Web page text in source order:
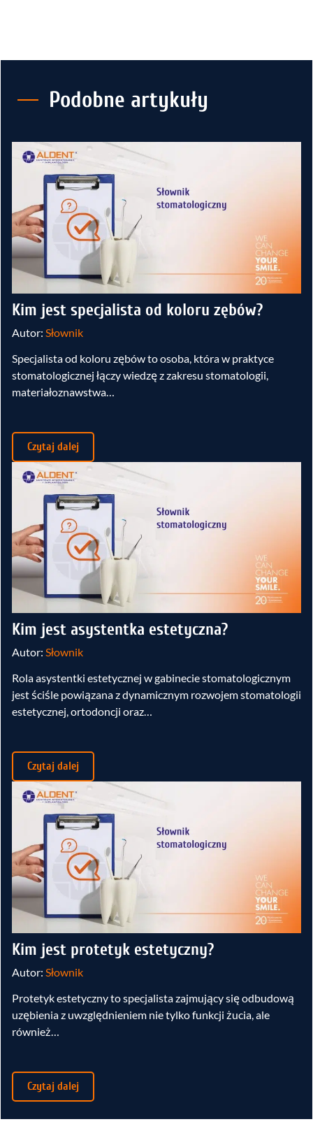
Podobne artykuły
Kim jest specjalista od koloru zębów?
Autor: Słownik
Specjalista od koloru zębów to osoba, która w praktyce
stomatologicznej łączy wiedzę z zakresu stomatologii,
materiałoznawstwa…
Czytaj dalej
Kim jest asystentka estetyczna?
Autor: Słownik
Rola asystentki estetycznej w gabinecie stomatologicznym
jest ściśle powiązana z dynamicznym rozwojem stomatologii
estetycznej, ortodoncji oraz…
Czytaj dalej
Kim jest protetyk estetyczny?
Autor: Słownik
Protetyk estetyczny to specjalista zajmujący się odbudową
uzębienia z uwzględnieniem nie tylko funkcji żucia, ale
również…
Czytaj dalej